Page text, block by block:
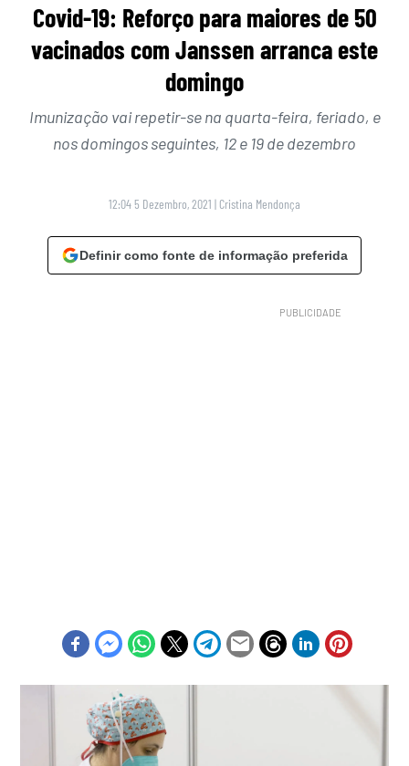
Covid-19: Reforço para maiores de 50
vacinados com Janssen arranca este
domingo
Imunização vai repetir-se na quarta-feira, feriado, e
nos domingos seguintes, 12 e 19 de dezembro
12:04 5 Dezembro, 2021 | Cristina Mendonça
Definir como fonte de informação preferida